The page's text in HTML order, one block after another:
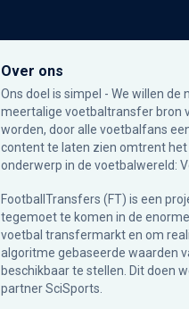
Over ons
Ons doel is simpel - We willen de
meertalige voetbaltransfer bron
worden, door alle voetbalfans
content te laten zien omtrent
onderwerp in de voetbalwereld:
FootballTransfers (FT) is een
tegemoet te komen in de
voetbal transfermarkt en om
algoritme gebaseerde waarden
beschikbaar te stellen. Dit doen
partnerSciSports